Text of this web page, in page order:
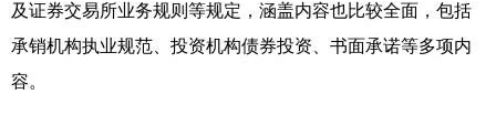
及证券交易所业务规则等规定，涵盖内容也比较全面，包括
承销机构执业规范、投资机构债券投资、书面承诺等多项内
容。